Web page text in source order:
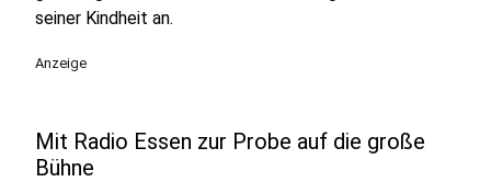
seiner Kindheit an.
Anzeige
Mit Radio Essen zur Probe auf die große
Bühne